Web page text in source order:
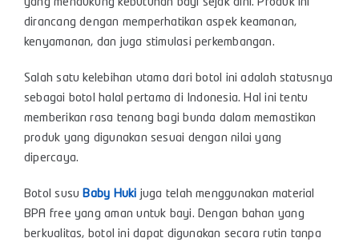
yang mendukung kebutuhan bayi sejak dini. Produk ini
dirancang dengan memperhatikan aspek keamanan,
kenyamanan, dan juga stimulasi perkembangan.
Salah satu kelebihan utama dari botol ini adalah statusnya
sebagai botol halal pertama di Indonesia. Hal ini tentu
memberikan rasa tenang bagi bunda dalam memastikan
produk yang digunakan sesuai dengan nilai yang
dipercaya.
Botol susuBaby Huki juga telah menggunakan material
BPA free yang aman untuk bayi. Dengan bahan yang
berkualitas, botol ini dapat digunakan secara rutin tanpa